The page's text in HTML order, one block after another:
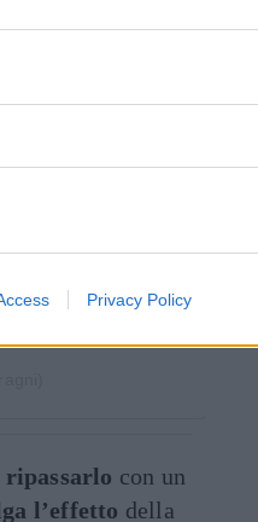
Privacy Policy
ripassarlo con un
l’effetto della